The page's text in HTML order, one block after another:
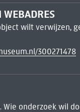
wilt verwijzen,
300271478
onderzoek wil